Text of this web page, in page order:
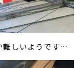
難しいようです…